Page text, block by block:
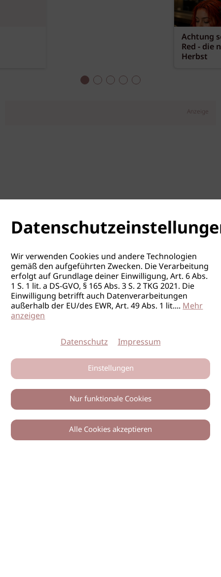
Achtung
Red - die
Herbst
Anzeige
0
Wir verwenden Cookies und andere Technologien
gemäß den aufgeführten Zwecken. Die Verarbeitung
erfolgt auf Grundlage deiner Einwilligung, Art. 6 Abs.
1 S. 1 lit. a DS-GVO, § 165 Abs. 3 S. 2 TKG 2021. Die
Einwilligung betrifft auch Datenverarbeitungen
außerhalb der EU/des EWR, Art. 49 Abs. 1 lit....Mehr
anzeigen
Datenschutz Impressum
Einstellungen
Nur funktionale Cookies
Alle Cookies akzeptieren